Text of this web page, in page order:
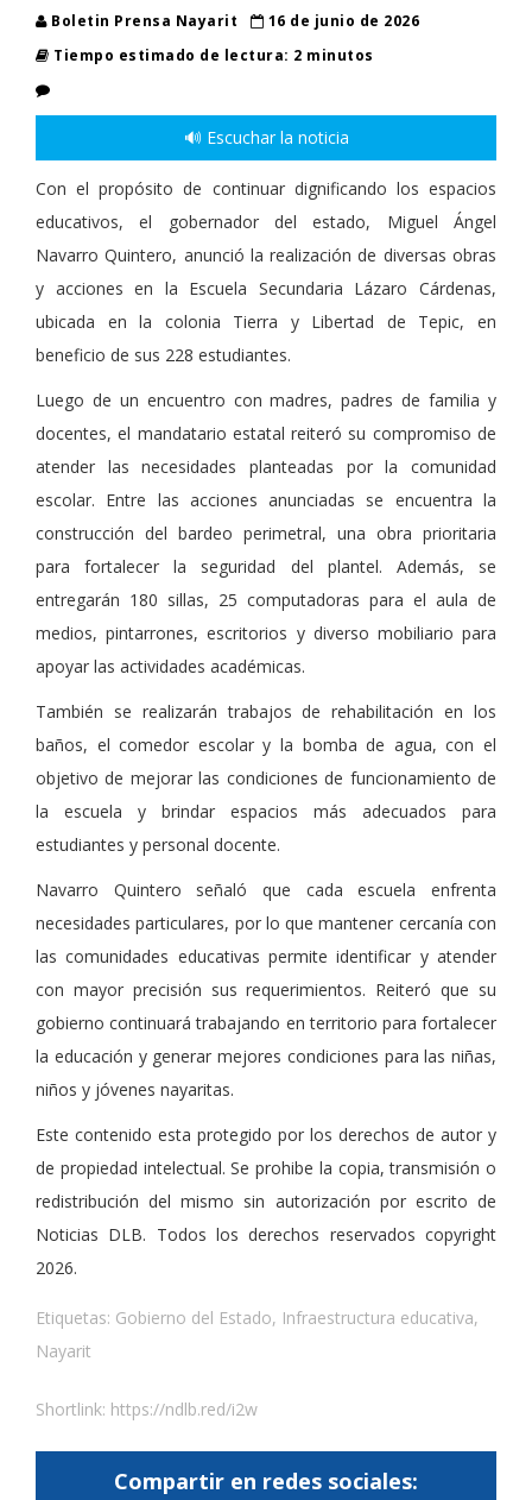
Boletin Prensa Nayarit
16 de junio de 2026
Tiempo estimado de lectura: 2 minutos
🔊 Escuchar la noticia
Con el propósito de continuar dignificando los espacios
educativos, el gobernador del estado, Miguel Ángel
Navarro Quintero, anunció la realización de diversas obras
y acciones en la Escuela Secundaria Lázaro Cárdenas,
ubicada en la colonia Tierra y Libertad de Tepic, en
beneficio de sus 228 estudiantes.
Luego de un encuentro con madres, padres de familia y
docentes, el mandatario estatal reiteró su compromiso de
atender las necesidades planteadas por la comunidad
escolar. Entre las acciones anunciadas se encuentra la
construcción del bardeo perimetral, una obra prioritaria
para fortalecer la seguridad del plantel. Además, se
entregarán 180 sillas, 25 computadoras para el aula de
medios, pintarrones, escritorios y diverso mobiliario para
apoyar las actividades académicas.
También se realizarán trabajos de rehabilitación en los
baños, el comedor escolar y la bomba de agua, con el
objetivo de mejorar las condiciones de funcionamiento de
la escuela y brindar espacios más adecuados para
estudiantes y personal docente.
Navarro Quintero señaló que cada escuela enfrenta
necesidades particulares, por lo que mantener cercanía con
las comunidades educativas permite identificar y atender
con mayor precisión sus requerimientos. Reiteró que su
gobierno continuará trabajando en territorio para fortalecer
la educación y generar mejores condiciones para las niñas,
niños y jóvenes nayaritas.
Este contenido esta protegido por los derechos de autor y
de propiedad intelectual. Se prohibe la copia, transmisión o
redistribución del mismo sin autorización por escrito de
Noticias DLB. Todos los derechos reservados copyright
2026.
Etiquetas: Gobierno del Estado, Infraestructura educativa,
Nayarit
Shortlink: https://ndlb.red/i2w
Compartir en redes sociales: